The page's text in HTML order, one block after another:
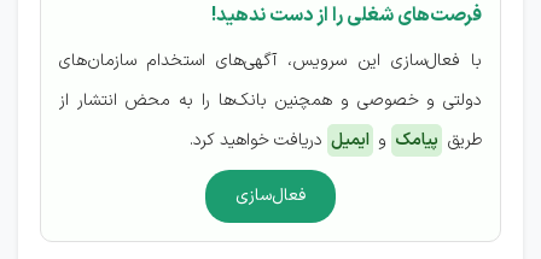
فرصت‌های شغلی را از دست ندهید!
با فعال‌سازی این سرویس، آگهی‌های استخدام سازمان‌های
دولتی و خصوصی و همچنین بانک‌ها را به محض انتشار از
طریق پیامک و ایمیل دریافت خواهید کرد.
فعال‌سازی